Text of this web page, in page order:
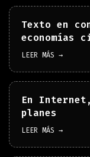
Texto en
economías
LEER MÁS →
En
planes
LEER MÁS →